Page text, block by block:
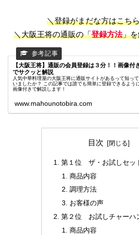
＼登録がまだな方はこち
＼大阪王将の通販の「登録方法」
【大阪王将】通販の会員登録は３分！！画像付
でサクッと解説
人気中華料理屋の大阪王将に通販サイトがあるって知って
いましたか？ この記事では誰でも簡単に登録できるよう
画像付きで解説します！
www.mahounotobira.com
目次
第１位 ザ・お試しセッ
商品内容
調理方法
お客様の声
第２位 お試しチャーハ
商品内容